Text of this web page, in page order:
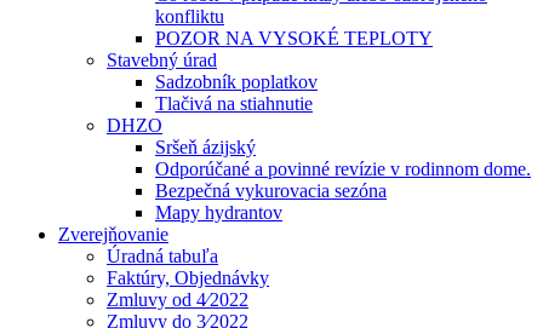
konfliktu
POZOR NA VYSOKÉ TEPLOTY
Stavebný úrad
Sadzobník poplatkov
Tlačivá na stiahnutie
DHZO
Sršeň ázijský
Odporúčané a povinné revízie v rodinnom dome.
Bezpečná vykurovacia sezóna
Mapy hydrantov
Zverejňovanie
Úradná tabuľa
Faktúry, Objednávky
Zmluvy od 4⁄2022
Zmluvy do 3⁄2022